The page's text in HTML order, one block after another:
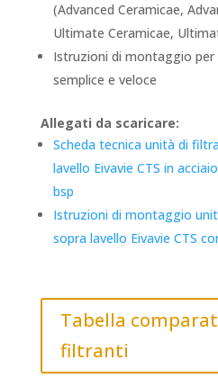
(Advanced Ceramicae,
Ultimate Ceramicae,
Istruzioni di montaggio per
semplice e veloce
Allegati da scaricare:
Scheda tecnica unità di
lavello Eivavie CTS in
bsp
Istruzioni di montaggio
sopra lavello Eivavie CTS
Tabella
filtranti